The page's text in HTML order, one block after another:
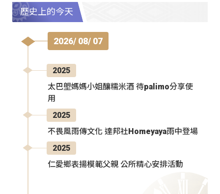
歷史上的今天
2026/ 08/ 07
2025
太巴塱媽媽小姐釀糯米酒 待palimo分享使
用
2025
不畏風雨傳文化 達邦社Homeyaya雨中登場
2025
仁愛鄉表揚模範父親 公所精心安排活動